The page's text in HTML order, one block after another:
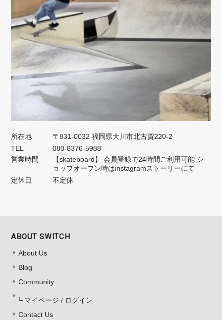
所在地
〒831-0032 福岡県大川市北古賀220-2
TEL
080-8376-5988
営業時間
【skateboard】 会員登録で24時間ご利用可能 シ
ョップオープン時はinstagramストーリーにて
定休日
不定休
ABOUT SWITCH
About Us
Blog
Community
マイページ / ログイン
Contact Us